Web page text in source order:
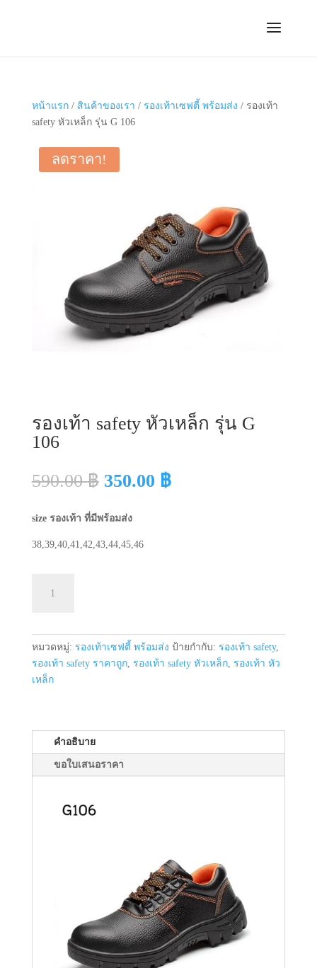
หน้าแรก/ สินค้าของเรา / รองเท้าเซฟตี้ พร้อมส่ง / รองเท้า
safety หัวเหล็ก รุ่น G 106
ลดราคา!
รองเท้า safety หัวเหล็ก รุ่น G
106
590.00฿ Original
was:
350.00 ฿Current
size รองเท้า ที่มีพร้อมส่ง
38,39,40,41,42,43,44,45,46
รองเท้า
เหล็ก
รุ่น
G
หมวดหมู่: รองเท้าเซฟตี้ พร้อมส่ง ป้ายกำกับ: รองเท้า safety,
รองเท้า safety ราคาถูก, รองเท้า safety หัวเหล็ก, รองเท้า หัว
เหล็ก
คำอธิบาย
ขอใบเสนอราคา